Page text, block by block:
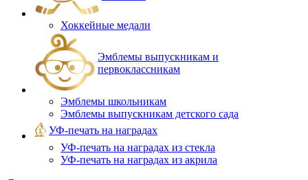
Хоккейные медали
Эмблемы выпускникам и
первоклассникам
Эмблемы школьникам
Эмблемы выпускникам детского сада
УФ-печать на наградах
УФ‑печать на наградах из стекла
УФ-печать на наградах из акрила